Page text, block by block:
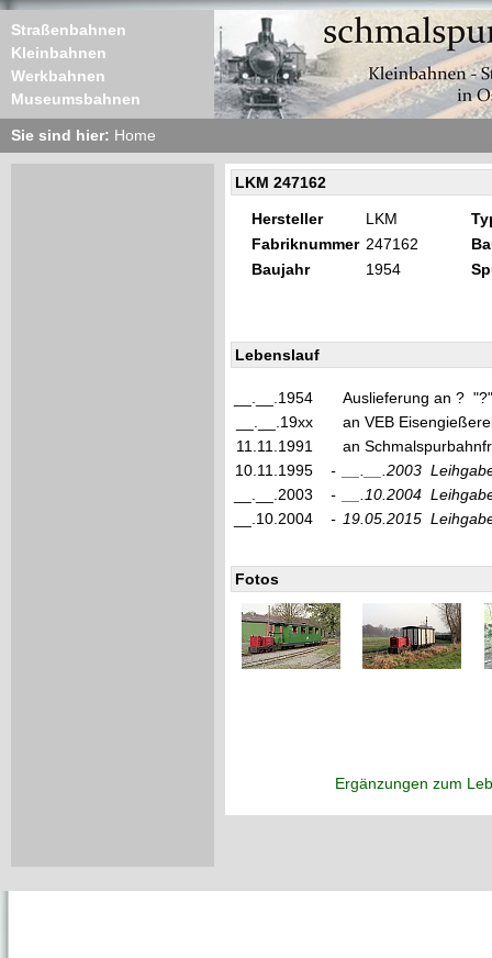
Straßenbahnen
Kleinbahnen
Werkbahnen
Museumsbahnen
Sie sind hier: Home
LKM 247162
Hersteller LKM
Fabriknummer 247162
Baujahr
1954
Lebenslauf
__.__.1954
Auslieferung an ?
__.__.19xx
an VEB
11.11.1991
an
10.11.1995
- __.__.2003
__.__.2003
- __.10.2004
__.10.2004
- 19.05.2015
Fotos
Ergänzungen zum